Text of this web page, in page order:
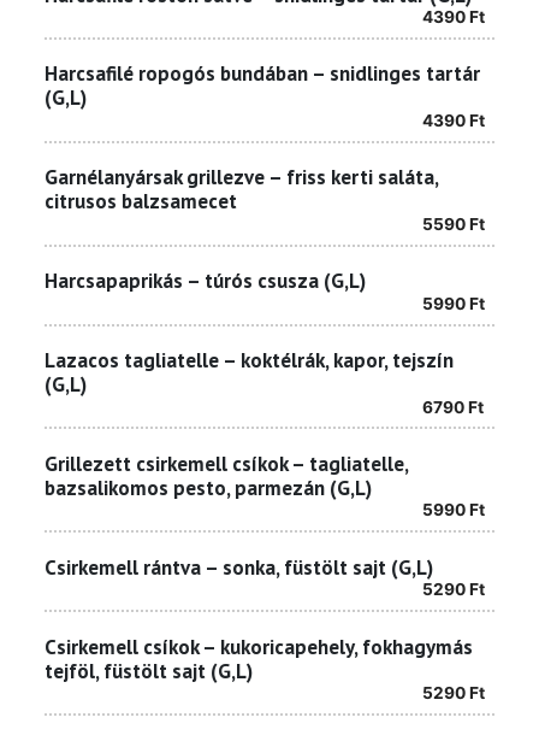
4390Ft
Harcsafilé ropogós bundában – snidlinges tartár
(G,L)
4390Ft
Garnélanyársak grillezve – friss kerti saláta,
citrusos balzsamecet
5590Ft
Harcsapaprikás – túrós csusza (G,L)
5990Ft
Lazacos tagliatelle – koktélrák, kapor, tejszín
(G,L)
6790Ft
Grillezett csirkemell csíkok – tagliatelle,
bazsalikomos pesto, parmezán (G,L)
5990Ft
Csirkemell rántva – sonka, füstölt sajt (G,L)
5290Ft
Csirkemell csíkok – kukoricapehely, fokhagymás
tejföl, füstölt sajt (G,L)
5290Ft